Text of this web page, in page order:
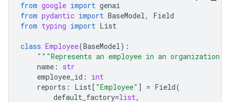
from google import genai
from pydantic import BaseModel,
Field
from typing import List
class Employee(BaseModel):
"""Represents an employee in an
name :
str
employee_id :
int
reports : List[ "Employee" ] = Field(
default_factory=list,